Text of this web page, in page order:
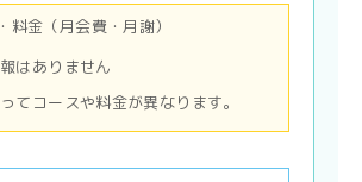
料金（月会費・月謝）
はありません
てコースや料金が異なります。